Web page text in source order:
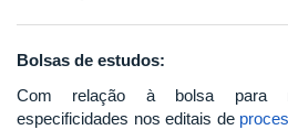
Bolsas de estudos:
Com relação à bolsa para
especificidades nos editais de